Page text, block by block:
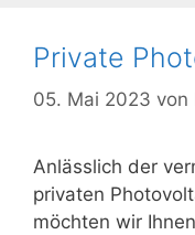
Private
05. Mai 2023 von
Anlässlich der
privaten
möchten wir